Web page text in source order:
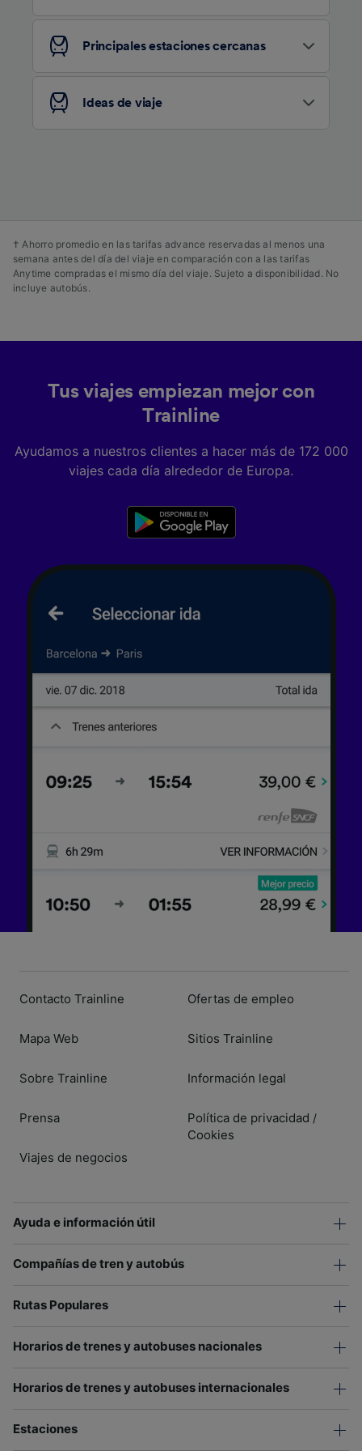
Principales estaciones cercanas
Ideas de viaje
† Ahorro promedio en las tarifas advance reservadas al menos una
semana antes del día del viaje en comparación con a las tarifas
Anytime compradas el mismo día del viaje. Sujeto a disponibilidad. No
incluye autobús.
Tus viajes empiezan mejor con
Trainline
Ayudamos a nuestros clientes a hacer más de 172 000
viajes cada día alrededor de Europa.
Contacto Trainline
Mapa Web
Sobre Trainline
Prensa
Viajes de negocios
Ofertas de empleo
Sitios Trainline
Información legal
Política de privacidad /
Cookies
Ayuda e información útil
Compañías de tren y autobús
Rutas Populares
Horarios de trenes y autobuses nacionales
Horarios de trenes y autobuses internacionales
Estaciones
publicidad y contenido, investigación de
audiencia y desarrollo de servicios.
Lista de asociados (proveedores)